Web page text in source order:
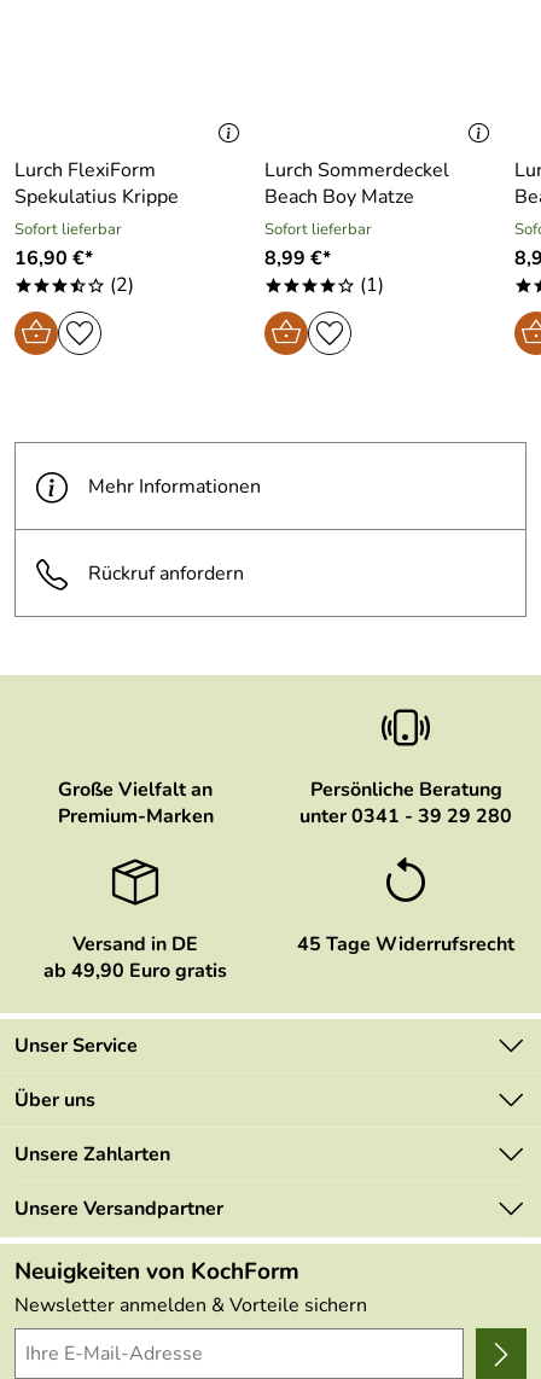
Lurch FlexiForm
Spekulatius Krippe
Sofort lieferbar
16,90 €*
***/o (2)
Lurch Sommerdeckel
Beach Boy Matze
Sofort lieferbar
8,99 €*
****o (1)
Mehr Informationen
Rückruf anfordern
Große Vielfalt an
Premium-Marken
Persönliche Beratung
unter 0341 - 39 29 280
Versand in DE
ab 49,90 Euro gratis
45 Tage Widerrufsrecht
Unser Service
Kontakt
Mehrwertsteuerfrei
Retourenportal
FAQs
Lieferbedingungen
Delivery Terms
Kundenlogin
Über uns
Marken
Angebote
Made in Germany
Themen
Wir über uns
Unsere Zahlarten
Unsere Versandpartner
Neuigkeiten von KochForm
Newsletter anmelden & Vorteile sichern